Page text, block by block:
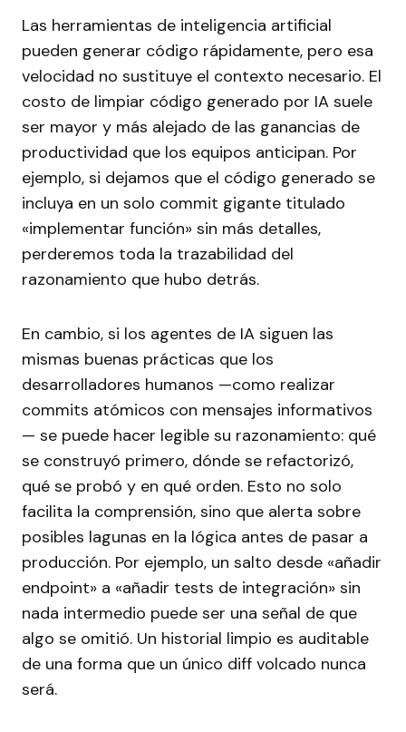
Las herramientas de inteligencia artificial
pueden generar código rápidamente, pero esa
velocidad no sustituye el contexto necesario. El
costo de limpiar código generado por IA suele
ser mayor y más alejado de las ganancias de
productividad que los equipos anticipan. Por
ejemplo, si dejamos que el código generado se
incluya en un solo commit gigante titulado
«implementar función» sin más detalles,
perderemos toda la trazabilidad del
razonamiento que hubo detrás.
En cambio, si los agentes de IA siguen las
mismas buenas prácticas que los
desarrolladores humanos —como realizar
commits atómicos con mensajes informativos
— se puede hacer legible su razonamiento: qué
se construyó primero, dónde se refactorizó,
qué se probó y en qué orden. Esto no solo
facilita la comprensión, sino que alerta sobre
posibles lagunas en la lógica antes de pasar a
producción. Por ejemplo, un salto desde «añadir
endpoint» a «añadir tests de integración» sin
nada intermedio puede ser una señal de que
algo se omitió. Un historial limpio es auditable
de una forma que un único diff volcado nunca
será.